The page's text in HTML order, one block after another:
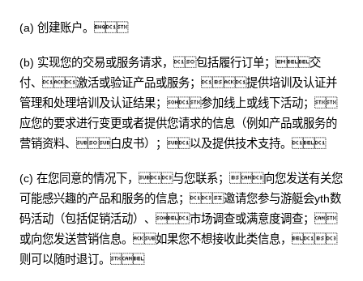
(a) 创建账户。
(b) 实现您的交易或服务请求，包括履行订单；交
付、激活或验证产品或服务；提供培训及认证并
管理和处理培训及认证结果；参加线上或线下活动；
应您的要求进行变更或者提供您请求的信息（例如产品或服务的
营销资料、白皮书）；以及提供技术支持。
(c) 在您同意的情况下，与您联系；向您发送有关您
可能感兴趣的产品和服务的信息；邀请您参与游艇会yth数
码活动（包括促销活动）、市场调查或满意度调查；
或向您发送营销信息。如果您不想接收此类信息，
则可以随时退订。